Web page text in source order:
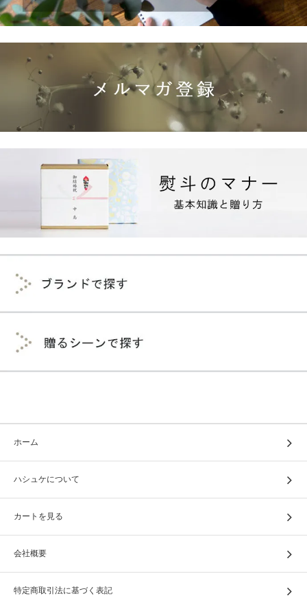
ホーム
ハシュケについて
カートを見る
会社概要
特定商取引法に基づく表記